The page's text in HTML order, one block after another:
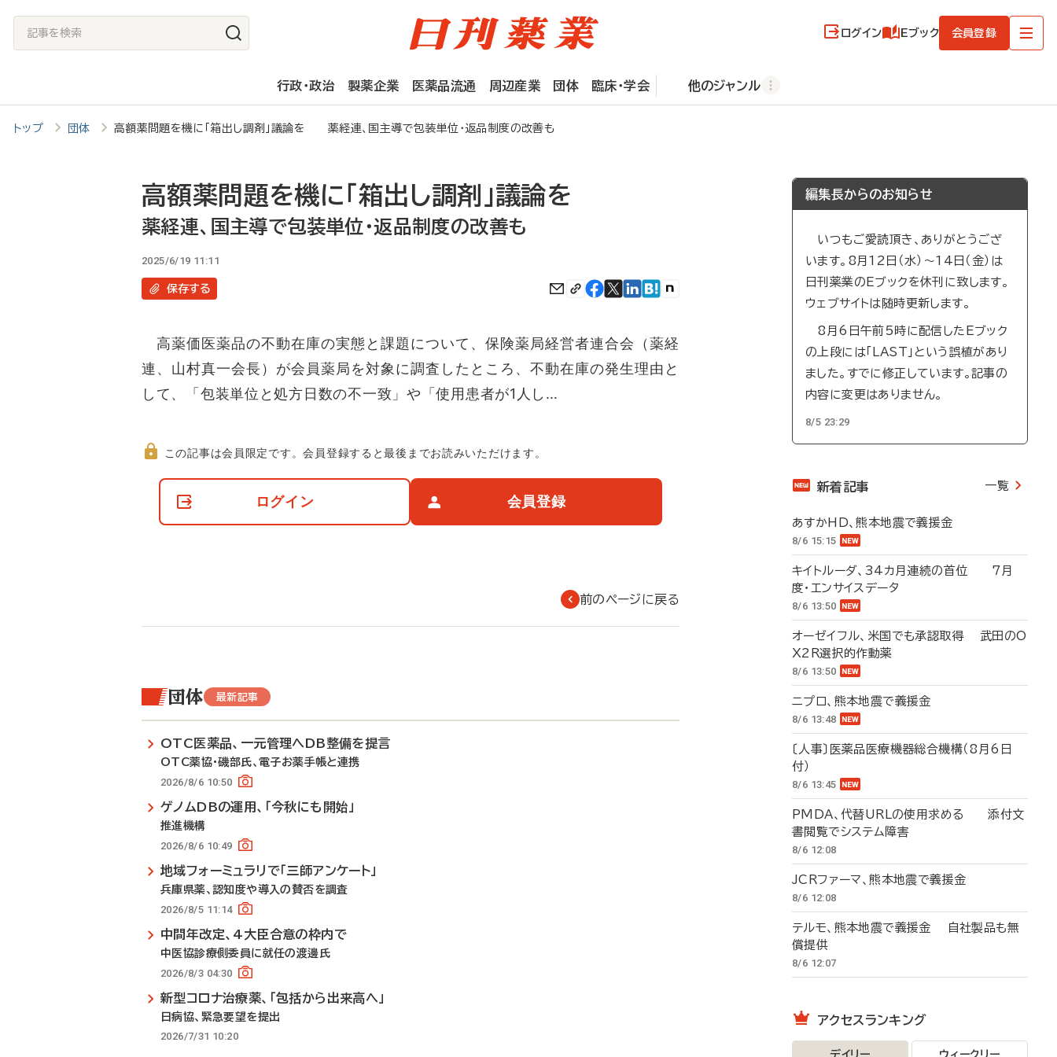
記
事
検
索
ログイン Eブック 会員登録
行政・政治 製薬企業 医薬品流通 周辺産業 団体 臨床・学会 他のジャンル
トップ 団体 高額薬問題を機に「箱出し調剤」議論を 薬経連、国主導で包装単位・返品制度の改善も
高額薬問題を機に「箱出し調剤」議論を
薬経連、国主導で包装単位・返品制度の改善も
2025/6/19 11:11
保存する
高薬価医薬品の不動在庫の実態と課題について、保険薬局経営者連合会（薬経
連、山村真一会長）が会員薬局を対象に調査したところ、不動在庫の発生理由と
して、「包装単位と処方日数の不一致」や「使用患者が1人し…
て
この記事は会員限定です。会員登録すると最後までお読みいただけます。
ログイン 会員登録
前のページに戻る
団体 最新記事
OTC医薬品、一元管理へDB整備を提言
OTC薬協・磯部氏、電子お薬手帳と連携
2026/8/6 10:50
ゲノムDBの運用、「今秋にも開始」
推進機構
2026/8/6 10:49
地域フォーミュラリで「三師アンケート」
兵庫県薬、認知度や導入の賛否を調査
2026/8/5 11:14
中間年改定、4大臣合意の枠内で
中医協診療側委員に就任の渡邊氏
2026/8/3 04:30
新型コロナ治療薬、「包括から出来高へ」
日病協、緊急要望を提出
2026/7/31 10:20
編集長からのお知らせ
いつもご愛読頂き、ありがとうござ
います。8月12日（水）～14日（金）は
日刊薬業のEブックを休刊に致します。
ウェブサイトは随時更新します。
8月6日午前5時に配信したEブック
の上段には「LAST」という誤植があり
ました。すでに修正しています。記事の
内容に変更はありません。
8/5 23:29
新着記事 一覧
あすかHD、熊本地震で義援金
8/6 15:15
キイトルーダ、34カ月連続の首位 7月
度・エンサイスデータ
8/6 13:50
オーゼイフル、米国でも承認取得 武田のO
X2R選択的作動薬
8/6 13:50
ニプロ、熊本地震で義援金
8/6 13:48
〔人事〕医薬品医療機器総合機構（8月6日
付）
8/6 13:45
PMDA、代替URLの使用求める 添付文
書閲覧でシステム障害
8/6 12:08
JCRファーマ、熊本地震で義援金
8/6 12:08
テルモ、熊本地震で義援金 自社製品も無
償提供
8/6 12:07
アクセスランキング
デイリー ウィークリー